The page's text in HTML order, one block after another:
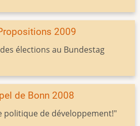
2009
élections au Bundestag
de Bonn 2008
politique de développement!"